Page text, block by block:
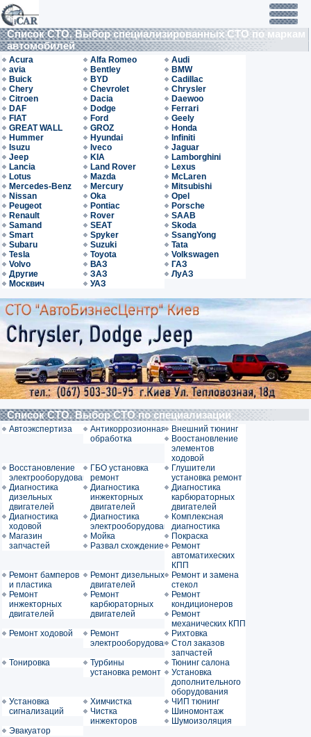
Список СТО. Выбор специализированных СТО по маркам
автомобилей
Acura Alfa Romeo
Audi
avia
Bentley
BMW
Buick
BYD
Cadillac
Chery
Chevrolet
Chrysler
Citroen
Dacia
Daewoo
DAF
Dodge
Ferrari
FIAT
Ford
Geely
GREAT WALL
GROZ
Honda
Hummer
Hyundai
Infiniti
Isuzu
Iveco
Jaguar
Jeep
KIA
Lamborghini
Lancia
Land Rover
Lexus
Lotus
Mazda
McLaren
Mercedes-Benz
Mercury
Mitsubishi
Nissan
Oka
Opel
Peugeot
Pontiac
Porsche
Renault
Rover
SAAB
Samand
SEAT
Skoda
Smart
Spyker
SsangYong
Subaru
Suzuki
Tata
Tesla
Toyota
Volkswagen
Volvo
ВАЗ
ГАЗ
Другие
ЗАЗ
ЛуАЗ
Москвич
УАЗ
Список СТО. Выбор СТО по специализации
Автоэкспертиза
Антикоррозионная
обработка
Внешний тюнинг
Воостановление
элементов
ходовой
Восстановление
электрооборудования
ГБО установка
ремонт
Глушители
установка ремонт
Диагностика
дизельных
двигателей
Диагностика
инжекторных
двигателей
Диагностика
карбюраторных
двигателей
Диагностика
ходовой
Диагностика
электрооборудования
Комплексная
диагностика
Магазин
запчастей
Мойка
Покраска
Развал схождение
Ремонт
автоматихеских
КПП
Ремонт бамперов
и пластика
Ремонт дизельных
двигателей
Ремонт и замена
стекол
Ремонт
инжекторных
двигателей
Ремонт
карбюраторных
двигателей
Ремонт
кондиционеров
Ремонт
механических КПП
Ремонт ходовой
Ремонт
электрооборудования
Рихтовка
Стол заказов
запчастей
Тонировка
Турбины
установка ремонт
Тюнинг салона
Установка
дополнительного
оборудования
Установка
сигнализаций
Химчистка
ЧИП тюнинг
Чистка
инжекторов
Шиномонтаж
Шумоизоляция
Эвакуатор